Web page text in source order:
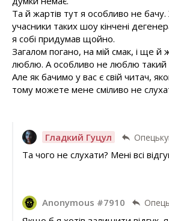
Та й жартів тут я особливо не
учасники таких шоу кінчені
я собі придумав щойно.
Загалом погано, на мій смак, і ще
люблю. А особливо не люблю такий
Але як бачимо у вас є свій читач,
тому можете мене сміливо не
Гладкий Гуцул
Та чого не слухати? Мені всі
Anonymous #7910